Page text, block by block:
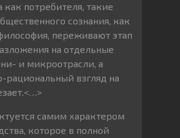
как потребителя, такие
сознания, как
переживают этап
на отдельные
и микроотрасли, а
рациональный взгляд на
самим характером
которое в полной